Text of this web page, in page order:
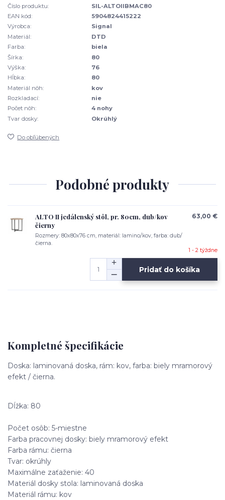
Číslo produktu:
SIL-ALTOIIBMAC80
EAN kód:
5904824415222
Výrobca:
Signal
Materiál:
DTD
Farba:
biela
Šírka:
80
Výška:
76
Hĺbka:
80
Materiál nôh:
kov
Rozkladací:
nie
Počet nôh:
4 nohy
Tvar dosky:
Okrúhlý
Do obľúbených
Podobné produkty
ALTO II jedálenský stôl, pr. 80cm, dub/kov
čierny
Rozmery: 80x80x76 cm, materiál: lamino/kov, farba: dub/
čierna.
63,00 €
1 - 2 týždne
Pridať do košíka
Kompletné špecifikácie
Doska: laminovaná doska, rám: kov, farba: biely mramorový
efekt / čierna.
Dĺžka: 80
Počet osôb: 5-miestne
Farba pracovnej dosky: biely mramorový efekt
Farba rámu: čierna
Tvar: okrúhly
Maximálne zaťaženie: 40
Materiál dosky stola: laminovaná doska
Materiál rámu: kov